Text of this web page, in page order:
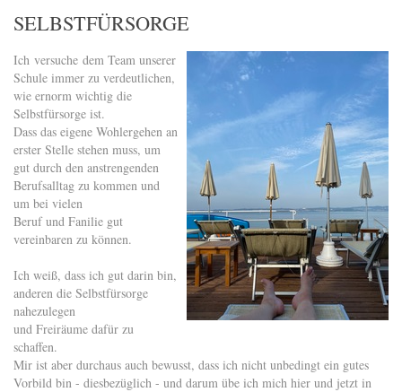
SELBSTFÜRSORGE
Ich versuche dem Team unserer
Schule immer zu verdeutlichen,
wie ernorm wichtig die
Selbstfürsorge ist.
Dass das eigene Wohlergehen an
erster Stelle stehen muss, um
gut durch den anstrengenden
Berufsalltag zu kommen und
um bei vielen
Beruf und Fanilie gut
vereinbaren zu können.
Ich weiß, dass ich gut darin bin,
anderen die Selbstfürsorge
nahezulegen
und Freiräume dafür zu
schaffen.
Mir ist aber durchaus auch bewusst, dass ich nicht unbedingt ein gutes
Vorbild bin - diesbezüglich - und darum übe ich mich hier und jetzt in